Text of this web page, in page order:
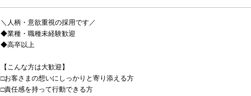
＼人柄・意欲重視の採用です／
◆業種・職種未経験歓迎
◆高卒以上
【こんな方は大歓迎】
□お客さまの想いにしっかりと寄り添える方
□責任感を持って行動できる方